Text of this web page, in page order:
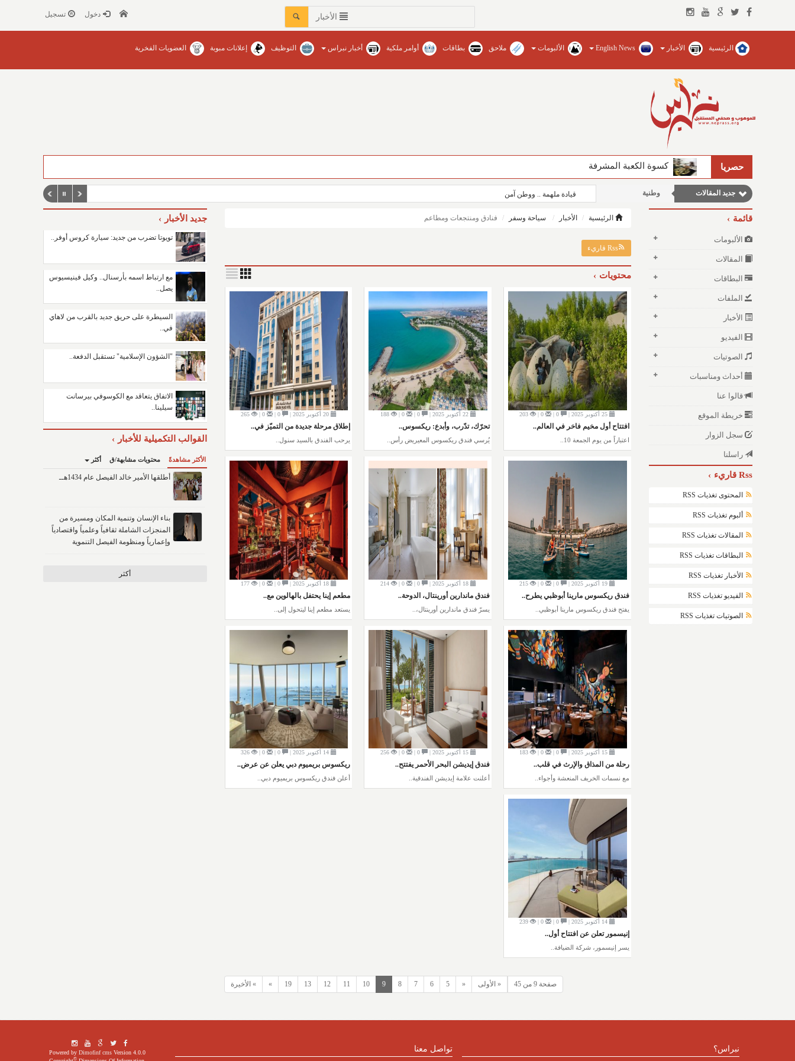
الأخبار دخول تسجيل
الرئيسية الأخبار English News الألبومات ملاحق بطاقات أوامر ملكية أخبار نبراس التوظيف إعلانات مبوبة العضويات الفخرية
حصريا كسوة الكعبة المشرفة
الفيصل يضخ المياه العذبة ويؤسس للجامعات في محافظات المنطقة‏ / نبراس - إنتصار عبدالله
جديد المقالات
مقالات علمية
وطنية
مقالات اجتماعية
قيادة ملهمة .. ووطن آمن
قائمة
الألبومات
المقالات
البطاقات
الملفات
الأخبار
الفيديو
الصوتيات
أحداث ومناسبات
قالوا عنا
خريطة الموقع
سجل الزوار
راسلنا
Rss قاريء
المحتوى تغذيات RSS
ألبوم تغذيات RSS
المقالات تغذيات RSS
البطاقات تغذيات RSS
الأخبار تغذيات RSS
الفيديو تغذيات RSS
الصوتيات تغذيات RSS
الرئيسية الأخبار سياحة وسفر فنادق ومنتجعات ومطاعم
Rss قاريء
محتويات
25 أكتوبر 2025 | 0 |
0 |
203
افتتاح أول مخيم فاخر في العالم..
اعتباراً من يوم الجمعة 10..
22 أكتوبر 2025 | 0 |
0 |
188
تحرّك، تدّرب، وأبدع: ريكسوس..
يُرسي فندق ريكسوس المعيريض رأس..
20 أكتوبر 2025 | 0 |
0 |
265
إطلاق مرحلة جديدة من التميّز في..
يرحب الفندق بالسيد سنول..
19 أكتوبر 2025 | 0 |
0 |
215
فندق ريكسوس مارينا أبوظبي يطرح..
يفتح فندق ريكسوس مارينا أبوظبي..
18 أكتوبر 2025 | 0 |
0 |
214
فندق ماندارين أورينتال، الدوحة..
يسرّ فندق ماندارين أورينتال،..
18 أكتوبر 2025 | 0 |
0 |
177
مطعم إينا يحتفل بالهالوين مع..
يستعد مطعم إينا ليتحول إلى..
15 أكتوبر 2025 | 0 |
0 |
183
رحلة من المذاق والإرث في قلب..
مع نسمات الخريف المنعشة وأجواء..
15 أكتوبر 2025 | 0 |
0 |
256
فندق إيديشن البحر الأحمر يفتتح..
أعلنت علامة إيديشن الفندقية..
14 أكتوبر 2025 | 0 |
0 |
326
ريكسوس بريميوم دبي يعلن عن عرض..
أعلن فندق ريكسوس بريميوم دبي..
14 أكتوبر 2025 | 0 |
0 |
239
إنيسمور تعلن عن افتتاح أول..
يسر إنيسمور، شركة الضيافة..
صفحة 9 من 45 « الأولى «
5
6
7
8
9
10
11
12
13
19
» » الأخيرة
جديد الأخبار
تويوتا تضرب من جديد: سيارة كروس أوفر..
مع ارتباط اسمه بأرسنال.. وكيل فينيسيوس
يصل..
السيطرة على حريق جديد بالقرب من لاهاي
في..
"الشؤون الإسلامية" تستقبل الدفعة..
الاتفاق يتعاقد مع الكوسوفي بيرسانت
سيلينا..
القوالب التكميلية للأخبار
الأكثر مشاهدةً محتويات مشابهة/ق أكثر
أطلقها الأمير خالد الفيصل عام 1434هــ
بناء الإنسان وتنمية المكان ومسيرة من
المنجزات الشاملة ثقافياً وعلمياً واقتصادياً
وإعمارياً ومنظومة الفيصل التنموية
أكثر
نبراس؟ تواصل معنا Powered by Dimofinf cmsVersion 4.0.0
©